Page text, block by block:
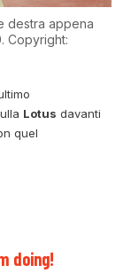
destra appena
Copyright:
Lotus davanti
quel
doing!